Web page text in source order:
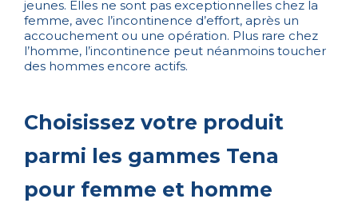
jeunes. Elles ne sont pas exceptionnelles chez la
femme, avec l’incontinence d’effort, après un
accouchement ou une opération. Plus rare chez
l’homme, l’incontinence peut néanmoins toucher
des hommes encore actifs.
Choisissez votre produit
parmi les gammes Tena
pour femme et homme